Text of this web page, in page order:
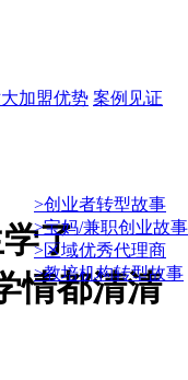
加盟优势 案例见证
>创业者转型故事
>宝妈/兼职创业故事
>区域优秀代理商
>教培机构转型故事
了
情都清清